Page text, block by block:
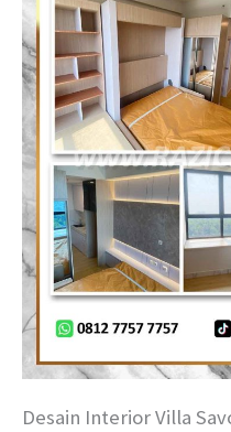
Desain Interior Villa